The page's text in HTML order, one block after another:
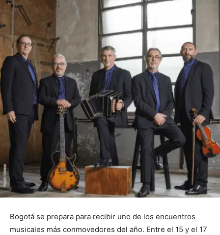
Bogotá se prepara para recibir uno de los encuentros
musicales más conmovedores del año. Entre el 15 y el 17